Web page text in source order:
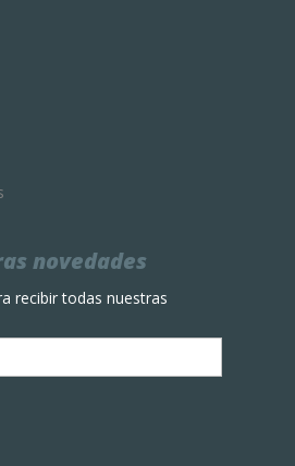
novedades
recibir todas nuestras